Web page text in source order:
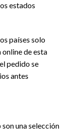
estados
países solo
de esta
pedido se
antes
una selección